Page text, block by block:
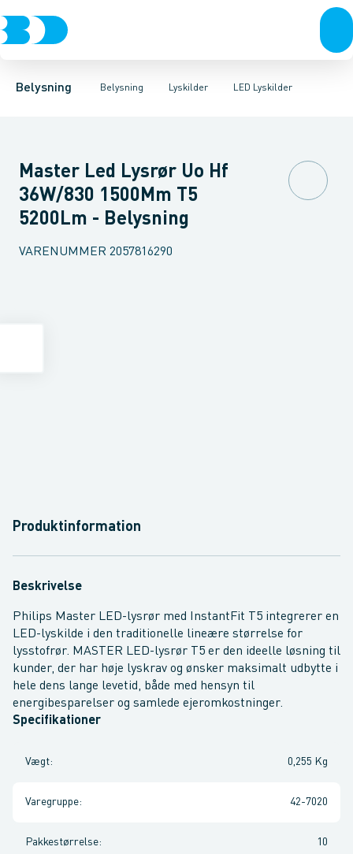
Belysning Belysning
Belysning Lyskilder
LyskilderBelysningsarmaturerLysstyringTilbehør til
LED Lyskilder
LED Lyskilder LysrørUV-LampeMetalhalogen
Master Led Lysrør Uo Hf
36W/830 1500Mm T5
5200Lm - Belysning
VARENUMMER 2057816290
Produktinformation
Beskrivelse
Philips Master LED-lysrør med InstantFit T5 integrerer en
LED-lyskilde i den traditionelle lineære størrelse for
lysstofrør. MASTER LED-lysrør T5 er den ideelle løsning til
kunder, der har høje lyskrav og ønsker maksimalt udbytte i
hele dens lange levetid, både med hensyn til
energibesparelser og samlede ejeromkostninger.
Specifikationer
Vægt: 0,255 Kg
Varegruppe: 42-7020
Pakkestørrelse: 10